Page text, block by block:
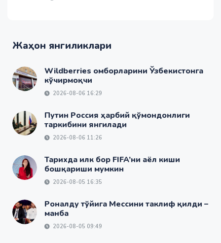
Жаҳон янгиликлари
Wildberries омборларини Ўзбекистонга
кўчирмоқчи
2026-08-06 16:29
Путин Россия ҳарбий қўмондонлиги
таркибини янгилади
2026-08-06 11:26
Тарихда илк бор FIFA’ни аёл киши
бошқариши мумкин
2026-08-05 16:35
Роналду тўйига Мессини таклиф қилди –
манба
2026-08-05 09:49